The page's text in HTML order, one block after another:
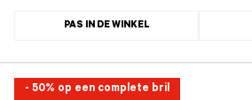
PAS IN DE WINKEL
- 50% op een complete bril